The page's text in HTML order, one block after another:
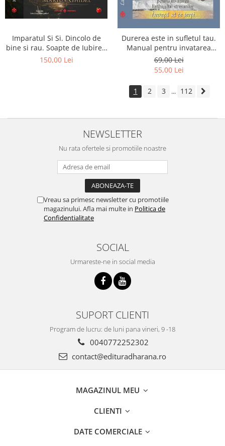
Imparatul Si Si. Dincolo de
bine si rau. Soapte de Iubire -
Invatatura tainica a Soarelui
150,00 Lei
Durerea este in sufletul tau.
Manual pentru invatarea
limbajului stresurilor Seria
Invata sa te Ierti Luule Viilma
69,00 Lei
55,00 Lei
1 2 3 ... 112
NEWSLETTER
Nu rata ofertele si promotiile noastre
Vreau sa primesc newsletter cu promotiile
magazinului. Afla mai multe in Politica de
Confidentialitate
SOCIAL
Urmareste-ne in social media
SUPORT CLIENTI
Program de lucru: de luni pana vineri, 9 -18
0040772252302
contact@edituradharana.ro
MAGAZINUL MEU
CLIENTI
DATE COMERCIALE